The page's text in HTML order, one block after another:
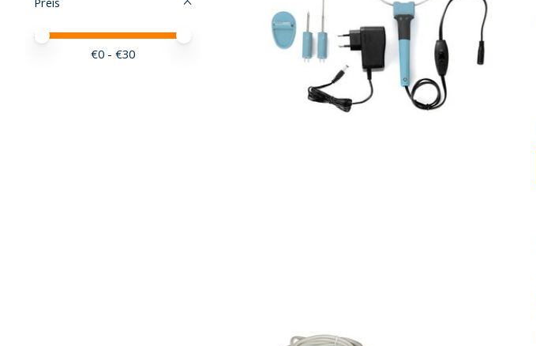
Preis – Mindestwert
Price maximum value
€0 - €30